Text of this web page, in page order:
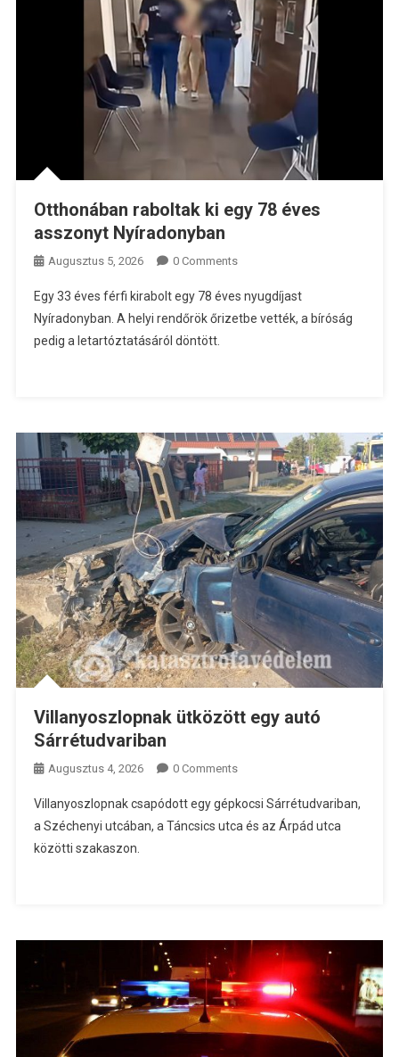
Otthonában raboltak ki egy 78 éves
asszonyt Nyíradonyban
Augusztus 5, 2026 0 Comments
Egy 33 éves férfi kirabolt egy 78 éves nyugdíjast
Nyíradonyban. A helyi rendőrök őrizetbe vették, a bíróság
pedig a letartóztatásáról döntött.
Villanyoszlopnak ütközött egy autó
Sárrétudvariban
Augusztus 4, 2026 0 Comments
Villanyoszlopnak csapódott egy gépkocsi Sárrétudvariban,
a Széchenyi utcában, a Táncsics utca és az Árpád utca
közötti szakaszon.